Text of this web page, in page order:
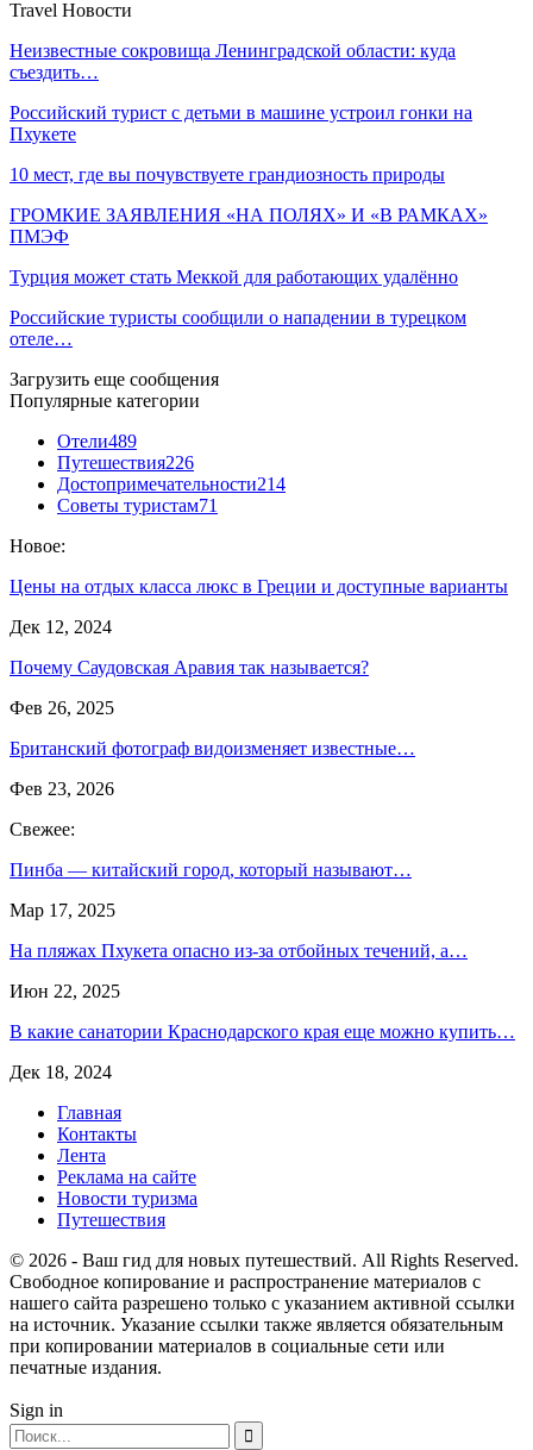
Travel Новости
Неизвестные сокровища Ленинградской области: куда
съездить…
Российский турист с детьми в машине устроил гонки на
Пхукете
10 мест, где вы почувствуете грандиозность природы
ГРОМКИЕ ЗАЯВЛЕНИЯ «НА ПОЛЯХ» И «В РАМКАХ»
ПМЭФ
Турция может стать Меккой для работающих удалённо
Российские туристы сообщили о нападении в турецком
отеле…
Загрузить еще сообщения
Популярные категории
Отели489
Путешествия226
Достопримечательности214
Советы туристам71
Новое:
Цены на отдых класса люкс в Греции и доступные варианты
Дек 12, 2024
Почему Саудовская Аравия так называется?
Фев 26, 2025
Британский фотограф видоизменяет известные…
Фев 23, 2026
Свежее:
Пинба — китайский город, который называют…
Мар 17, 2025
На пляжах Пхукета опасно из-за отбойных течений, а…
Июн 22, 2025
В какие санатории Краснодарского края еще можно купить…
Дек 18, 2024
Главная
Контакты
Лента
Реклама на сайте
Новости туризма
Путешествия
© 2026 - Ваш гид для новых путешествий. All Rights Reserved.
Свободное копирование и распространение материалов с
нашего сайта разрешено только с указанием активной ссылки
на источник. Указание ссылки также является обязательным
при копировании материалов в социальные сети или
печатные издания.
Sign in